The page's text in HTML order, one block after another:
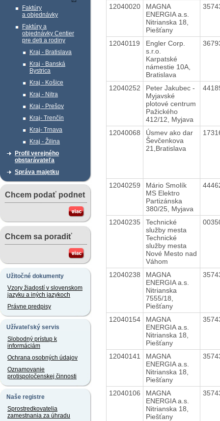
Faktúry
a objednávky
Faktúry a
objednávky Centier
pre deti a rodiny
Kraj - Bratislava
Kraj - Banská
Bystrica
Kraj - Košice
Kraj - Nitra
Kraj - Prešov
Kraj- Trenčín
Kraj- Trnava
Kraj - Žilina
Profil verejného
obstarávateľa
Správa majetku
Chcem podať podnet
Chcem sa poradiť
Užitočné dokumenty
Vzory žiadostí v slovenskom
jazyku a iných jazykoch
Právne predpisy
Užívateľský servis
Slobodný prístup k
informáciám
Ochrana osobných údajov
Oznamovanie
protispoločenskej činnosti
Naše registre
Sprostredkovatelia
zamestnania za úhradu
12040020
MAGNA
ENERGIA a.s.
Nitrianska 18,
Piešťany
12040119
Engler Corp.
s.r.o.
Karpatské
námestie 10A,
Bratislava
12040252
Peter Jakubec -
Myjavské
plotové centrum
Pažického
412/12, Myjava
12040068
Úsmev ako dar
Ševčenkova
21,Bratislava
12040259
Mário Smolík
MS Elektro
Partizánska
380/25, Myjava
12040235
Technické
služby mesta
Technické
služby mesta
Nové Mesto nad
Váhom
12040238
MAGNA
ENERGIA a.s.
Nitrianska
7555/18,
Piešťany
12040154
MAGNA
ENERGIA a.s.
Nitrianska 18,
Piešťany
12040141
MAGNA
ENERGIA a.s.
Nitrianska 18,
Piešťany
12040106
MAGNA
ENERGIA a.s.
Nitrianska 18,
Piešťany